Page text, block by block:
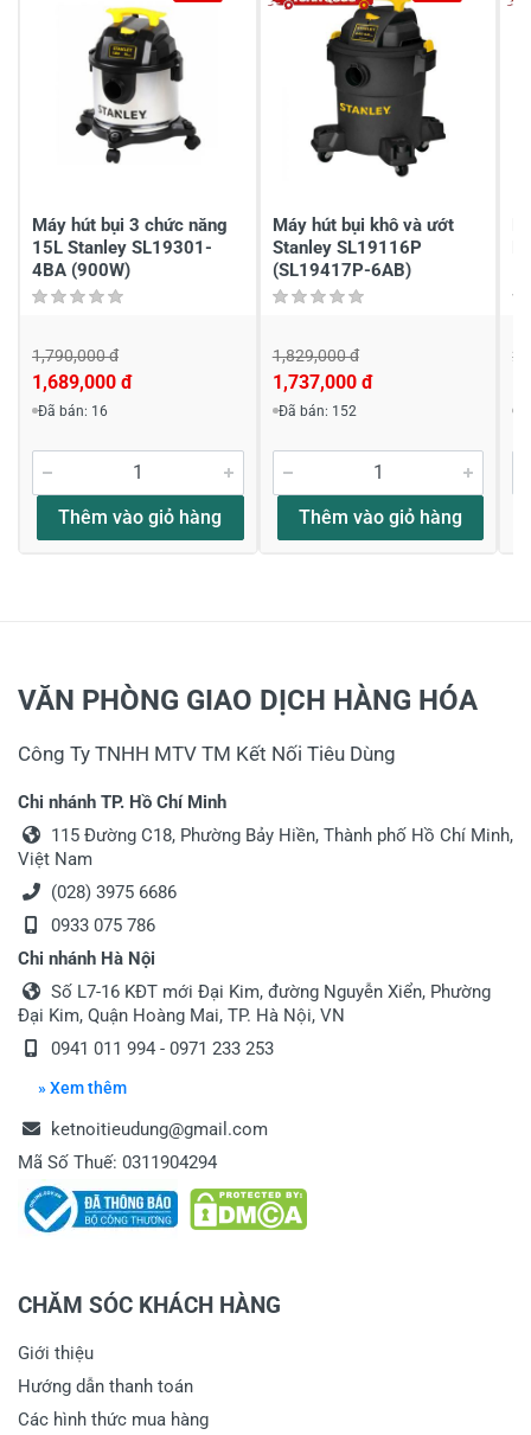
Máy hút bụi 3 chức năng
15L Stanley SL19301-
4BA (900W)
1,790,000 đ
1,689,000 đ
Đã bán: 16
Thêm vào giỏ hàng
Máy hút bụi khô và ướt
Stanley SL19116P
(SL19417P-6AB)
1,829,000 đ
1,737,000 đ
Đã bán: 152
Thêm vào giỏ hàng
VĂN PHÒNG GIAO DỊCH HÀNG HÓA
Công Ty TNHH MTV TM Kết Nối Tiêu Dùng
Chi nhánh TP. Hồ Chí Minh
115 Đường C18, Phường Bảy Hiền, Thành phố Hồ Chí Minh,
Việt Nam
(028) 3975 6686
0933 075 786
Chi nhánh Hà Nội
Số L7-16 KĐT mới Đại Kim, đường Nguyễn Xiển, Phường
Đại Kim, Quận Hoàng Mai, TP. Hà Nội, VN
0941 011 994 - 0971 233 253
» Xem thêm
ketnoitieudung@gmail.com
Mã Số Thuế: 0311904294
CHĂM SÓC KHÁCH HÀNG
Giới thiệu
Hướng dẫn thanh toán
Các hình thức mua hàng